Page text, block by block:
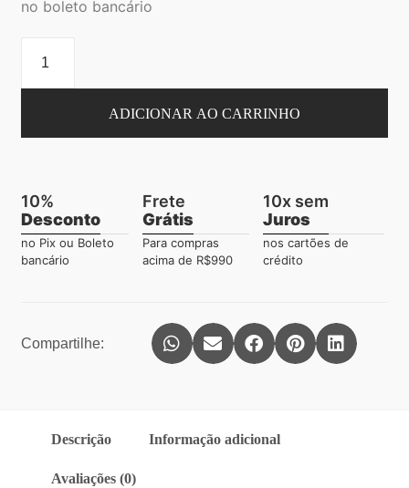
no boleto bancário
ADICIONAR AO CARRINHO
10%
Desconto
no Pix ou Boleto
bancário
Frete
Grátis
Para compras
acima de R$990
10x sem
Juros
nos cartões de
crédito
Compartilhe:
Descrição Informação adicional
Avaliações (0)